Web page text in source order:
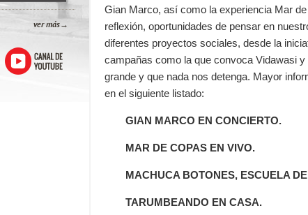
ver más
Gian Marco, así como la experiencia Mar
reflexión, oportunidades de pensar en
diferentes proyectos sociales, desde la
campañas como la que convoca Vidawasi
grande y que nada nos detenga. Mayor
en el siguiente listado:
GIAN MARCO EN CONCIERTO.
MAR DE COPAS EN VIVO.
MACHUCA BOTONES, ESCUELA
TARUMBEANDO EN CASA.